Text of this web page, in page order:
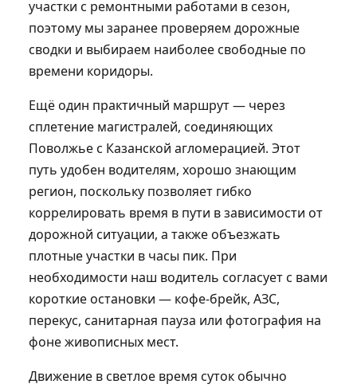
участки с ремонтными работами в сезон,
поэтому мы заранее проверяем дорожные
сводки и выбираем наиболее свободные по
времени коридоры.
Ещё один практичный маршрут — через
сплетение магистралей, соединяющих
Поволжье с Казанской агломерацией. Этот
путь удобен водителям, хорошо знающим
регион, поскольку позволяет гибко
коррелировать время в пути в зависимости от
дорожной ситуации, а также объезжать
плотные участки в часы пик. При
необходимости наш водитель согласует с вами
короткие остановки — кофе‑брейк, АЗС,
перекус, санитарная пауза или фотография на
фоне живописных мест.
Движение в светлое время суток обычно